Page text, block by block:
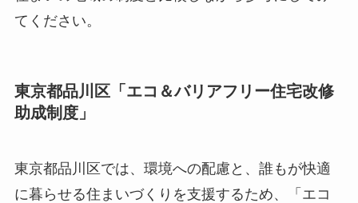
てください。
東京都品川区「エコ＆バリアフリー住宅改修
助成制度」
東京都品川区では、環境への配慮と、誰もが快適
に暮らせる住まいづくりを支援するため、「エコ